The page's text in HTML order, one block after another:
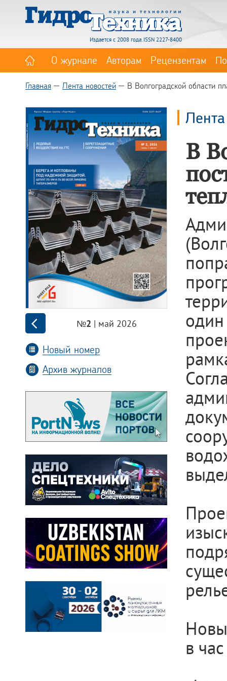
Издается с 2008 года. ISSN 2227-8400
О журнале Авторам Рецензентам
Главная Лента новостей В Волгоградской области
№2 | май 2026
Новый номер
Архив журналов
В
в